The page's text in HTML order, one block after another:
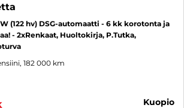
(122 hv) DSG-automaatti - 6 kk korotonta ja
- 2xRenkaat, Huoltokirja, P.Tutka,
182 000 km
kuopio